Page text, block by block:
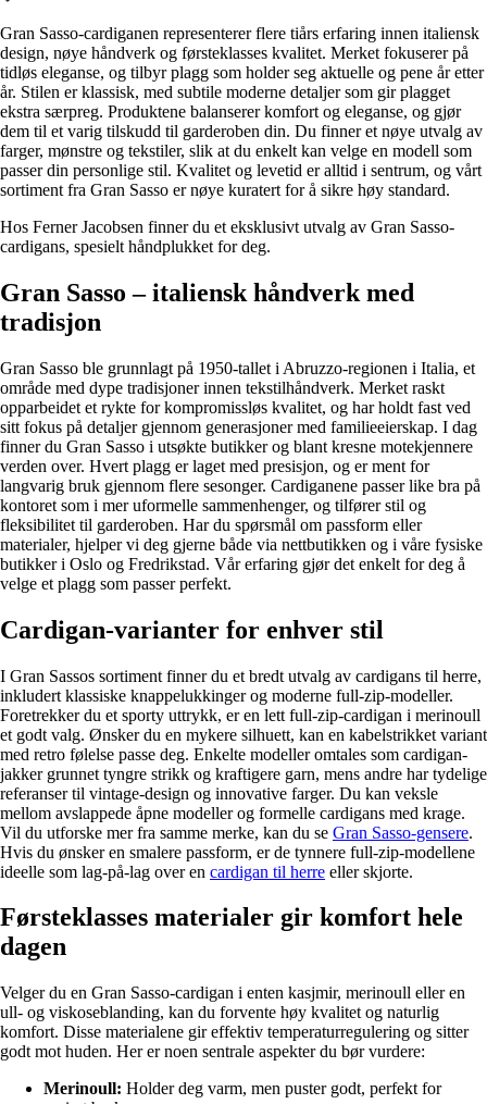
Reise
Informasjon
Tilbehør
Tips og triks
Lukk
Klær
Reise
Informasjon
Tilbehør
Tips og triks
Målsøm
Lukk
Gran Sasso-cardiganen representerer flere tiårs erfaring innen italiensk
design, nøye håndverk og førsteklasses kvalitet. Merket fokuserer på
tidløs eleganse, og tilbyr plagg som holder seg aktuelle og pene år etter
år. Stilen er klassisk, med subtile moderne detaljer som gir plagget
ekstra særpreg. Produktene balanserer komfort og eleganse, og gjør
dem til et varig tilskudd til garderoben din. Du finner et nøye utvalg av
farger, mønstre og tekstiler, slik at du enkelt kan velge en modell som
passer din personlige stil. Kvalitet og levetid er alltid i sentrum, og vårt
sortiment fra Gran Sasso er nøye kuratert for å sikre høy standard.
Hos Ferner Jacobsen finner du et eksklusivt utvalg av Gran Sasso-
cardigans, spesielt håndplukket for deg.
Gran Sasso – italiensk håndverk med
tradisjon
Gran Sasso ble grunnlagt på 1950-tallet i Abruzzo-regionen i Italia, et
område med dype tradisjoner innen tekstilhåndverk. Merket raskt
opparbeidet et rykte for kompromissløs kvalitet, og har holdt fast ved
sitt fokus på detaljer gjennom generasjoner med familieeierskap. I dag
finner du Gran Sasso i utsøkte butikker og blant kresne motekjennere
verden over. Hvert plagg er laget med presisjon, og er ment for
langvarig bruk gjennom flere sesonger. Cardiganene passer like bra på
kontoret som i mer uformelle sammenhenger, og tilfører stil og
fleksibilitet til garderoben. Har du spørsmål om passform eller
materialer, hjelper vi deg gjerne både via nettbutikken og i våre fysiske
butikker i Oslo og Fredrikstad. Vår erfaring gjør det enkelt for deg å
velge et plagg som passer perfekt.
Cardigan-varianter for enhver stil
I Gran Sassos sortiment finner du et bredt utvalg av cardigans til herre,
inkludert klassiske knappelukkinger og moderne full-zip-modeller.
Foretrekker du et sporty uttrykk, er en lett full-zip-cardigan i merinoull
et godt valg. Ønsker du en mykere silhuett, kan en kabelstrikket variant
med retro følelse passe deg. Enkelte modeller omtales som cardigan-
jakker grunnet tyngre strikk og kraftigere garn, mens andre har tydelige
referanser til vintage-design og innovative farger. Du kan veksle
mellom avslappede åpne modeller og formelle cardigans med krage.
Vil du utforske mer fra samme merke, kan du se Gran Sasso-gensere.
Hvis du ønsker en smalere passform, er de tynnere full-zip-modellene
ideelle som lag-på-lag over en cardigan til herre eller skjorte.
Førsteklasses materialer gir komfort hele
dagen
Velger du en Gran Sasso-cardigan i enten kasjmir, merinoull eller en
ull- og viskoseblanding, kan du forvente høy kvalitet og naturlig
komfort. Disse materialene gir effektiv temperaturregulering og sitter
godt mot huden. Her er noen sentrale aspekter du bør vurdere:
Merinoull: Holder deg varm, men puster godt, perfekt for